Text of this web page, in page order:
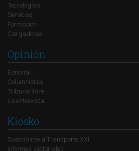
Tecnologías
Servicios
Formación
Cargadores
Opinión
Editorial
Columnistas
Tribuna libre
La entrevista
Kiosko
Suscribirse a Transporte XXI
Informes sectoriales